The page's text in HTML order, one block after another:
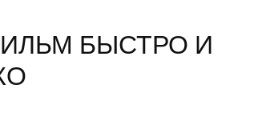
БЫСТРО И